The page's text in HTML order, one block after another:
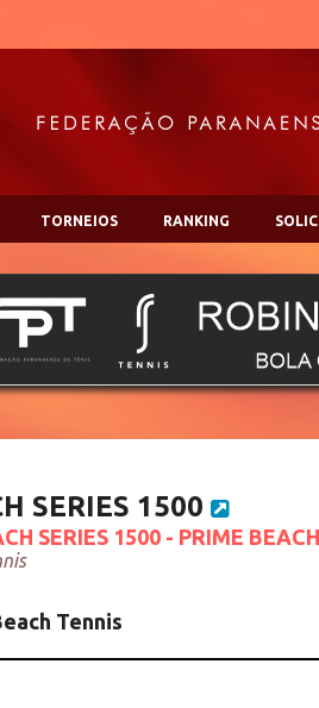
TORNEIOS RANKING
SERIES 1500
SERIES 1500 - PRIME
Tennis